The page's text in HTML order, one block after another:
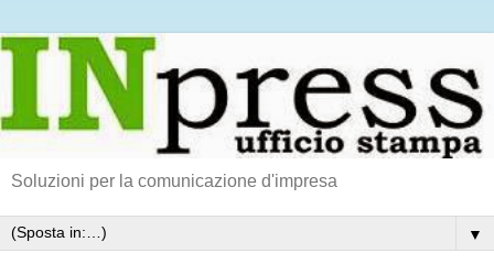
Soluzioni per la comunicazione d'impresa
▼